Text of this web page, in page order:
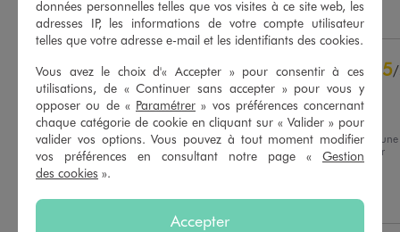
5étoiles
17
4étoiles
2
étoiles
1étoile 0
Trier les avis
Utile (0) Signaler
5/
Avis vérifié et récompensé
Parfait pour cet été
Avis du14/07/2026 , suite à une
expérience du
24/06/2026
par
Audrey M.
données personnelles telles que vos visites à ce site web, les
adresses IP, les informations de votre compte utilisateur
telles que votre adresse e-mail et les identifiants des cookies.
Vous avez le choix d'« Accepter » pour consentir à ces
utilisations, de « Continuer sans accepter » pour vous y
opposer ou de « Paramétrer » vos préférences concernant
chaque catégorie de cookie en cliquant sur « Valider » pour
valider vos options. Vous pouvez à tout moment modifier
vos préférences en consultant notre page « Gestion
des cookies ».
Accepter